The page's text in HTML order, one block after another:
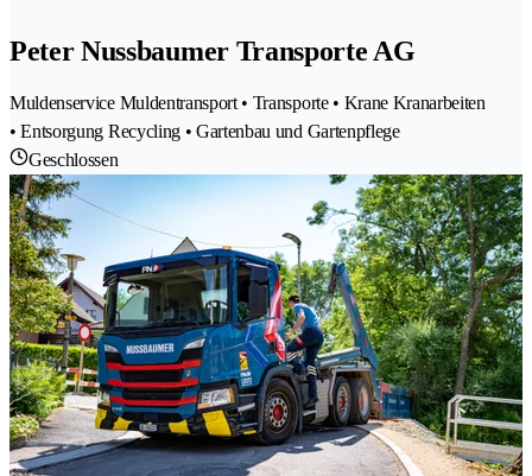
Peter Nussbaumer Transporte AG
Muldenservice Muldentransport • Transporte • Krane Kranarbeiten
• Entsorgung Recycling • Gartenbau und Gartenpflege
Geschlossen